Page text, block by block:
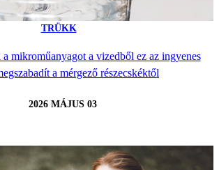
TRÜKK
mikroműanyagot a vizedből ez az ingyenes
a mérgező részecskéktől
2026 MÁJUS 03